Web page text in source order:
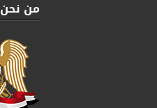
من نحن